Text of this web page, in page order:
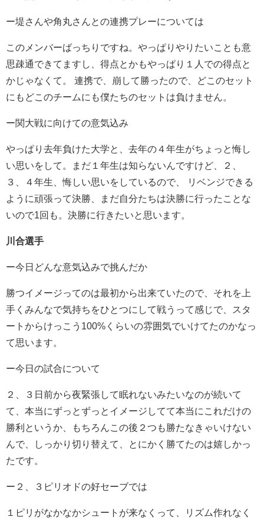
ー堤さんや角丸さんとの連携プレーについては
このメンバーばっちりですね。やっぱりやりたいことも意
思疎通できてますし、得点とかもやっぱり１人での得点と
かじゃなくて。 連携で、崩して勝ったので、どこのセット
にもどこのチームにも僕たちのセットは負けません。
ー関大戦に向けての意気込み
やっぱり去年負けた大学と、去年の４年生がちょっと悔し
い思いをして。まだ１年生は知らないんですけど、２、
３、４年生、悔しい思いをしているので、 リベンジできる
ように頑張って決勝、まだ自分たちは決勝に行ったことな
いので1回も。決勝に行きたいと思います。
川合選手
ー今日どんな意気込みで挑んだか
勝つイメージってのは最初から出来ていたので、それを上
手くみんなで気持ちをひとつにして戦うって感じで、スタ
ートからけっこう100%くらいの雰囲気でいけてたのかなっ
て思います。
ー今日の試合について
２、３日前から夜緊張して眠れないみたいなのが続いて
て、本当にずっとずっとイメージしてて本当にこれだけの
勝利というか、もちろんこの後２つも勝たなきゃいけない
んで、しっかり切り替えて、とにかく勝てたのは嬉しかっ
たです。
ー２、３ピリオドの好セーブでは
１ピリがなかなかシュートが来なくって、リズム作れなく